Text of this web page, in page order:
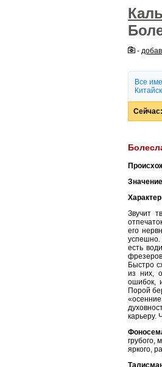
-
Все
Звучит
его
успешно.
есть
Быстро
из них,
ошибок,
Порой
карьеру.
грубого,
яркого,